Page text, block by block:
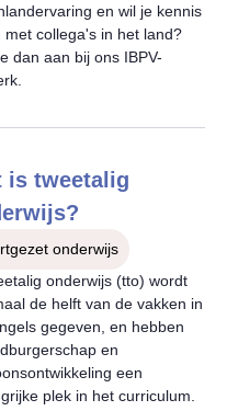
en wil je kennis
met collega's in het land?
dan aan bij ons IBPV-
is tweetalig
onderwijs
onderwijs (tto) wordt
de helft van de vakken in
gegeven, en hebben
en
een
plek in het curriculum.